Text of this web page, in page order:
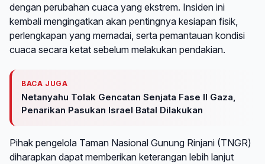
dengan perubahan cuaca yang ekstrem. Insiden ini
kembali mengingatkan akan pentingnya kesiapan fisik,
perlengkapan yang memadai, serta pemantauan kondisi
cuaca secara ketat sebelum melakukan pendakian.
BACA JUGA
Netanyahu Tolak Gencatan Senjata Fase II Gaza,
Penarikan Pasukan Israel Batal Dilakukan
Pihak pengelola Taman Nasional Gunung Rinjani (TNGR)
diharapkan dapat memberikan keterangan lebih lanjut